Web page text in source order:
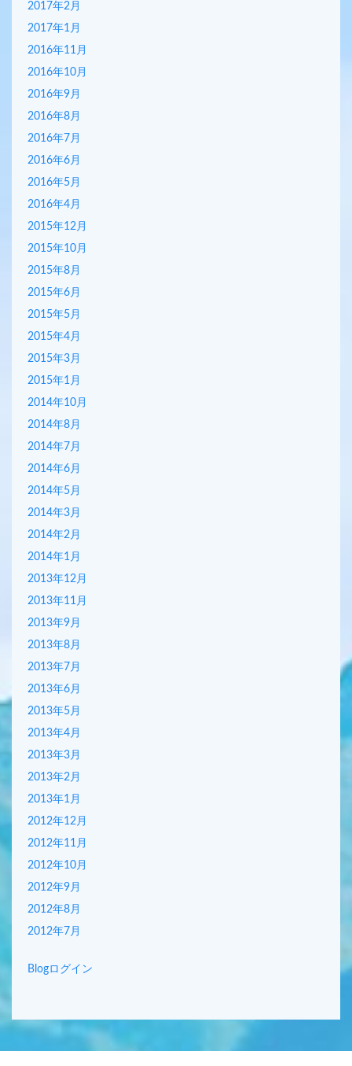
2017年2月
2017年1月
2016年11月
2016年10月
2016年9月
2016年8月
2016年7月
2016年6月
2016年5月
2016年4月
2015年12月
2015年10月
2015年8月
2015年6月
2015年5月
2015年4月
2015年3月
2015年1月
2014年10月
2014年8月
2014年7月
2014年6月
2014年5月
2014年3月
2014年2月
2014年1月
2013年12月
2013年11月
2013年9月
2013年8月
2013年7月
2013年6月
2013年5月
2013年4月
2013年3月
2013年2月
2013年1月
2012年12月
2012年11月
2012年10月
2012年9月
2012年8月
2012年7月
Blogログイン